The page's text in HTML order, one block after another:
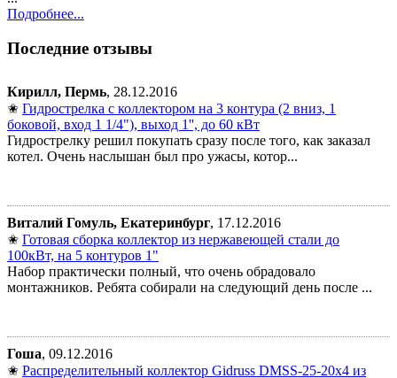
Подробнее...
Последние отзывы
Кирилл, Пермь, 28.12.2016
✬ Гидрострелка с коллектором на 3 контура (2 вниз, 1
боковой, вход 1 1/4"), выход 1'', до 60 кВт
Гидрострелку решил покупать сразу после того, как заказал
котел. Очень наслышан был про ужасы, котор...
Виталий Гомуль, Екатеринбург, 17.12.2016
✬ Готовая сборка коллектор из нержавеющей стали до
100кВт, на 5 контуров 1"
Набор практически полный, что очень обрадовало
монтажников. Ребята собирали на следующий день после ...
Гоша, 09.12.2016
✬ Распределительный коллектор Gidruss DMSS-25-20x4 из